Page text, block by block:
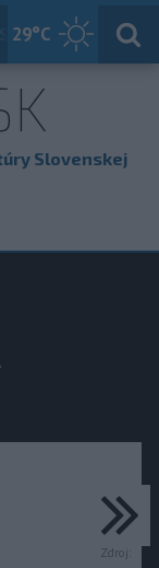
29°C
Slovensko
Slovenskej
Zdroj: